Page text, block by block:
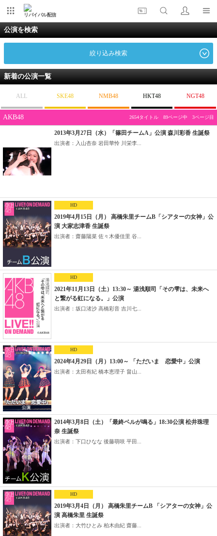
リバイバル配信
公演を検索
絞り込み検索
新着の公演一覧
ALL SKE48 NMB48 HKT48 NGT48
AKB48 2654タイトル 89ページ中 3ページ目
2013年3月27日（水）「篠田チームA」公演 森川彩香 生誕祭
出演者：入山杏奈 岩田華怜 川栄李...
HD
2019年4月15日（月） 高橋朱里チームB「シアターの女神」公
演 大家志津香 生誕祭
出演者：齋藤陽菜 佐々木優佳里 谷...
HD
2021年11月13日（土）13:30～ 湯浅順司「その雫は、未来へ
と繋がる虹になる。」公演
出演者：坂口渚沙 高橋彩音 吉川七...
HD
2024年4月29日（月）13:00～ 「ただいま 恋愛中」公演
出演者：太田有紀 橋本恵理子 畠山...
2014年3月8日（土）「最終ベルが鳴る」18:30公演 松井珠理
奈 生誕祭
出演者：下口ひなな 後藤萌咲 平田...
HD
2019年3月4日（月） 高橋朱里チームB 「シアターの女神」公
演 高橋朱里 生誕祭
出演者：大竹ひとみ 柏木由紀 齋藤...